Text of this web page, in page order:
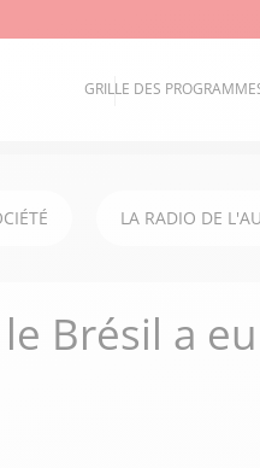
GRILLE DES
LA RADIO DE
Brésil a